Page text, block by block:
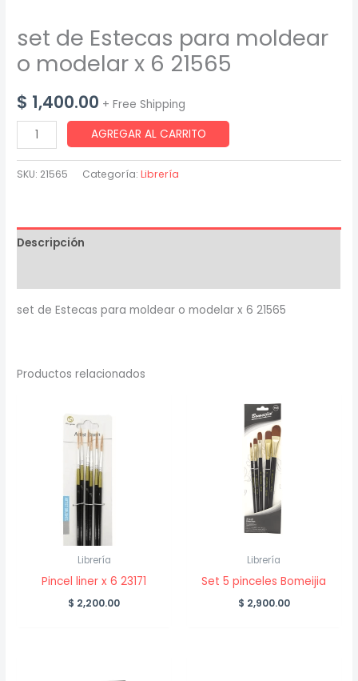
set de Estecas para moldear
o modelar x 6 21565
$ 1,400.00 + Free Shipping
de
Estecas
o
modelar
6
21565
AGREGAR AL CARRITO
SKU: 21565 Categoría:Librería
Descripción
set de Estecas para moldear o modelar x 6 21565
Productos relacionados
Librería
Pincel liner x 6 23171
$ 2,200.00
Librería
Set 5 pinceles Bomeijia
$ 2,900.00